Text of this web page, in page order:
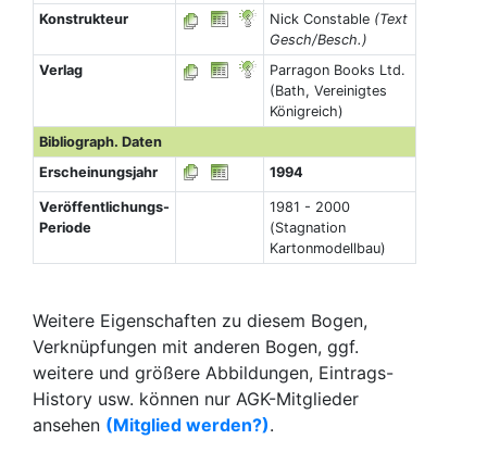
Konstrukteur
Nick Constable (Text
Gesch/Besch.)
Verlag
Parragon Books Ltd.
(Bath, Vereinigtes
Königreich)
Bibliograph. Daten
Erscheinungsjahr
1994
Veröffentlichungs-
Periode
1981 - 2000
(Stagnation
Kartonmodellbau)
Weitere Eigenschaften zu diesem Bogen,
Verknüpfungen mit anderen Bogen, ggf.
weitere und größere Abbildungen, Eintrags-
History usw. können nur AGK-Mitglieder
ansehen (Mitglied werden?).